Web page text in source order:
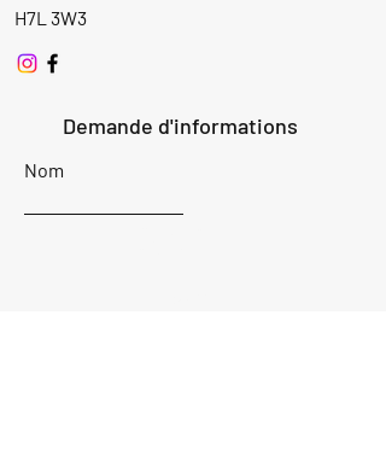
H7L 3W3
Demande d'informations
Nom